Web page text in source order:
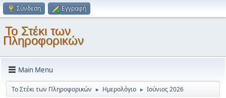
Σύνδεση Εγγραφή
Το Στέκι των
Πληροφορικών
Main Menu
Το Στέκι των Πληροφορικών ► Ημερολόγιο ► Ιούνιος 2026